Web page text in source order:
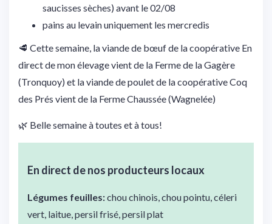
saucisses sèches) avant le 02/08
pains au levain uniquement les mercredis
🥩 Cette semaine, la viande de bœuf de la coopérative En
direct de mon élevage vient de la Ferme de la Gagère
(Tronquoy) et la viande de poulet de la coopérative Coq
des Prés vient de la Ferme Chaussée (Wagnelée)
🌿 Belle semaine à toutes et à tous!
En direct de nos producteurs locaux
Légumes feuilles:chou chinois, chou pointu, céleri
vert, laitue, persil frisé, persil plat